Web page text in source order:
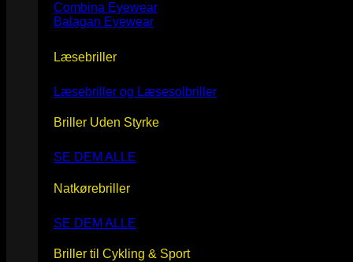
Combina Eyewear
Balagan Eyewear
Læsebriller
Læsebriller og Læsesolbriller
Briller Uden Styrke
SE DEM ALLE
Natkørebriller
SE DEM ALLE
Briller til Cykling & Sport